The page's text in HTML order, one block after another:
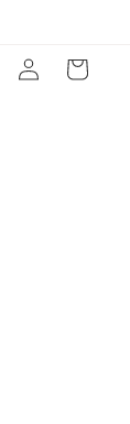
Iniciar
sesión
Carrito